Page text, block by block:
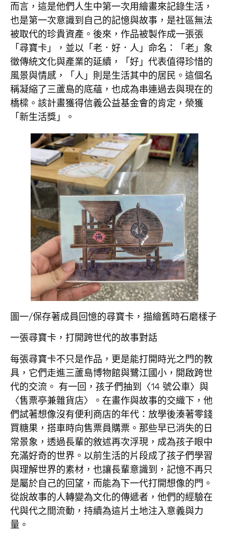
而言，這是他們人生中第一次用繪畫來記錄生活，
也是第一次意識到自己的記憶與故事，是社區無法
被取代的珍貴資產。後來，作品被製作成一張張
「尋寶卡」，並以「老．好．人」命名：「老」象
徵傳統文化與產業的延續，「好」代表值得珍惜的
風景與情感，「人」則是生活其中的居民。這個名
稱凝縮了三蘆島的底蘊，也成為串連過去與現在的
橋樑。該計畫獲得信義公益基金會的肯定，榮獲
「新生活獎」。
圖一/保存著成員回憶的尋寶卡，描繪舊時石磨樣子
一張尋寶卡，打開跨世代的故事對話
每張尋寶卡不只是作品，更是能打開時光之門的教
具，它們走進三蘆島博物館與鷺江國小，開啟跨世
代的交流。 有一回，孩子們抽到〈14 號公車〉與
〈售票亭兼雜貨店〉。在畫作與故事的交織下，他
們試著想像沒有便利商店的年代：放學後湊著零錢
買糖果，搭車時向售票員購票。那些早已消失的日
常景象，透過長輩的敘述再次浮現，成為孩子眼中
充滿好奇的世界。以前生活的片段成了孩子們學習
與理解世界的素材，也讓長輩意識到，記憶不再只
是屬於自己的回望，而能為下一代打開想像的門。
從說故事的人轉變為文化的傳遞者，他們的經驗在
代與代之間流動，持續為這片土地注入意義與力
量。